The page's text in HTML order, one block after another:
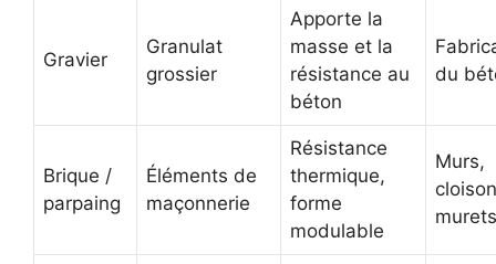
Gravier
Granulat
grossier
Apporte la
masse et la
résistance au
béton
du
Brique /
parpaing
Éléments de
maçonnerie
Résistance
thermique,
forme
modulable
Murs,
murets